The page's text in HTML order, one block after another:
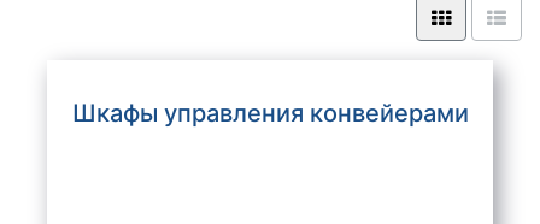
Шкафы управления конвейерами